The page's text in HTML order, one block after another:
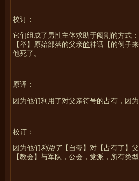
校订：
它们组成了男性主体求助于阉割的方式
【举】原始部落的父亲的神话【的例子
他死了。
原译：
因为他们利用了对父亲符号的占有，因
校订：
因为他们利用了【自夸】 对 【占有了】
【教会】与军队，公会，党派，所有类型